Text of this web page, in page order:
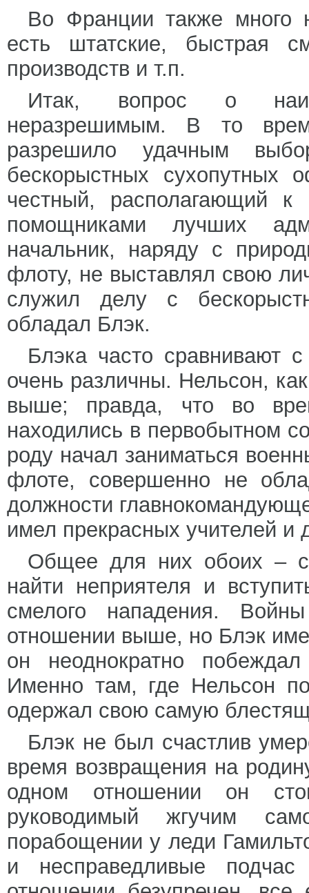
Во Франции также много
есть штатские, быстрая
производств и т.п.
Итак, вопрос о
неразрешимым. В то
разрешило удачным
бескорыстных сухопутных
честный, располагающий
помощниками лучших
начальник, наряду с
флоту, не выставлял свою
служил делу с
обладал Блэк.
Блэка часто сравнивают
очень различны. Нельсон, как
выше; правда, что во
находились в первобытном
роду начал заниматься
флоте, совершенно не
должности
имел прекрасных учителей и
Общее для них обоих –
найти неприятеля и
смелого нападения.
отношении выше, но Блэк
он неоднократно
Именно там, где Нельсон
одержал свою самую
Блэк не был счастлив
время возвращения на
одном отношении он
руководимый жгучим
порабощении у леди
и несправедливые